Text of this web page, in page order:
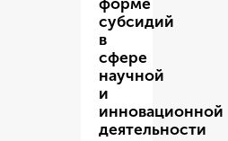
форме
субсидий
в
сфере
научной
и
инновационной
деятельности